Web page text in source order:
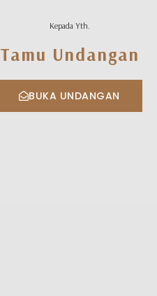
Kepada Yth.
Tamu Undangan
BUKA UNDANGAN